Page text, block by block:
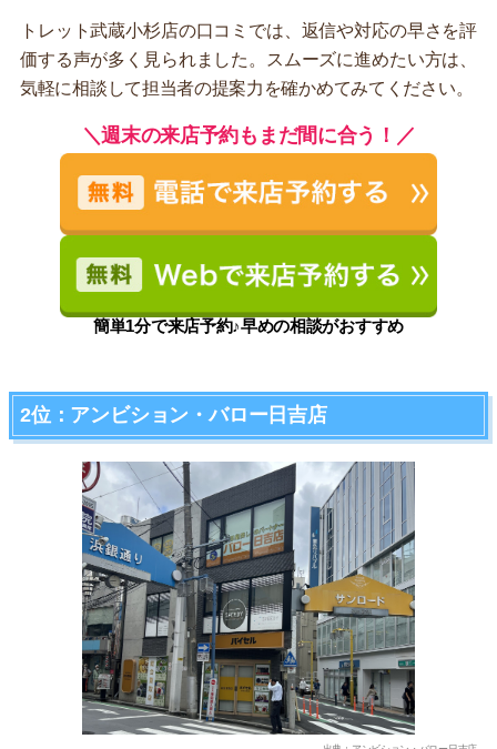
トレット武蔵小杉店の口コミでは、返信や対応の早さを評
価する声が多く見られました。スムーズに進めたい方は、
気軽に相談して担当者の提案力を確かめてみてください。
＼週末の来店予約もまだ間に合う！／
簡単1分で来店予約♪早めの相談がおすすめ
2位：アンビション・バロー日吉店